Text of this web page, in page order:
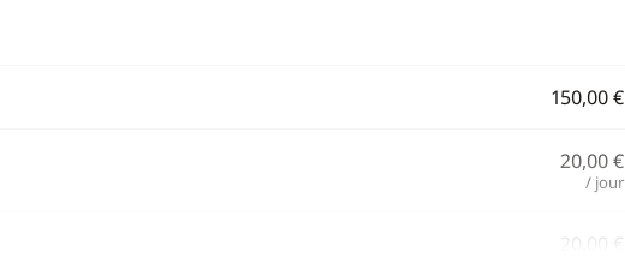
150,00 €
20,00 €
/ jour
20,00 €